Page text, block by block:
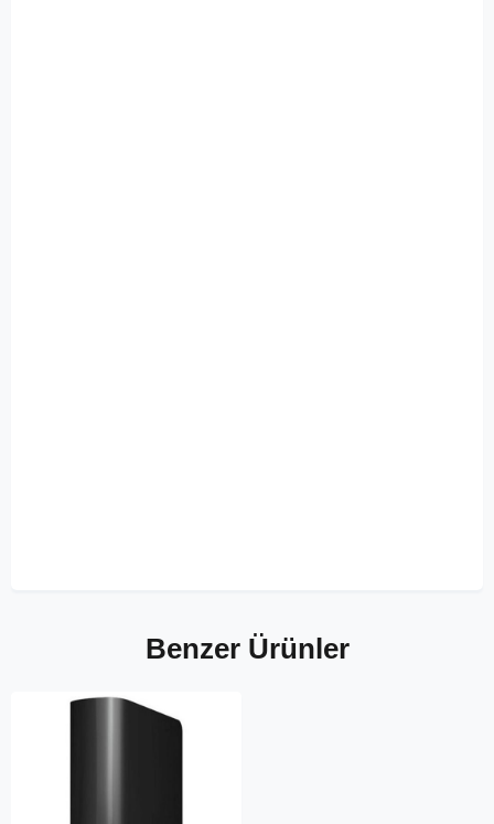
Benzer Ürünler